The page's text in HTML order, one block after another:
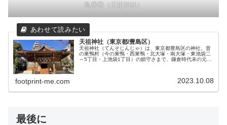
鳥居②（天祖神社）
天祖神社（東京都/豊島区）
天祖神社（てんそじんじゃ）は、東京都豊島区の神社。昔
の巣鴨村（今の巣鴨・西巣鴨・北大塚・南大塚・東池袋二
～5丁目・上池袋1丁目）の鎮守さまで、鎌倉時代末の元亨
footprint-me.com 2023.10.08
最後に